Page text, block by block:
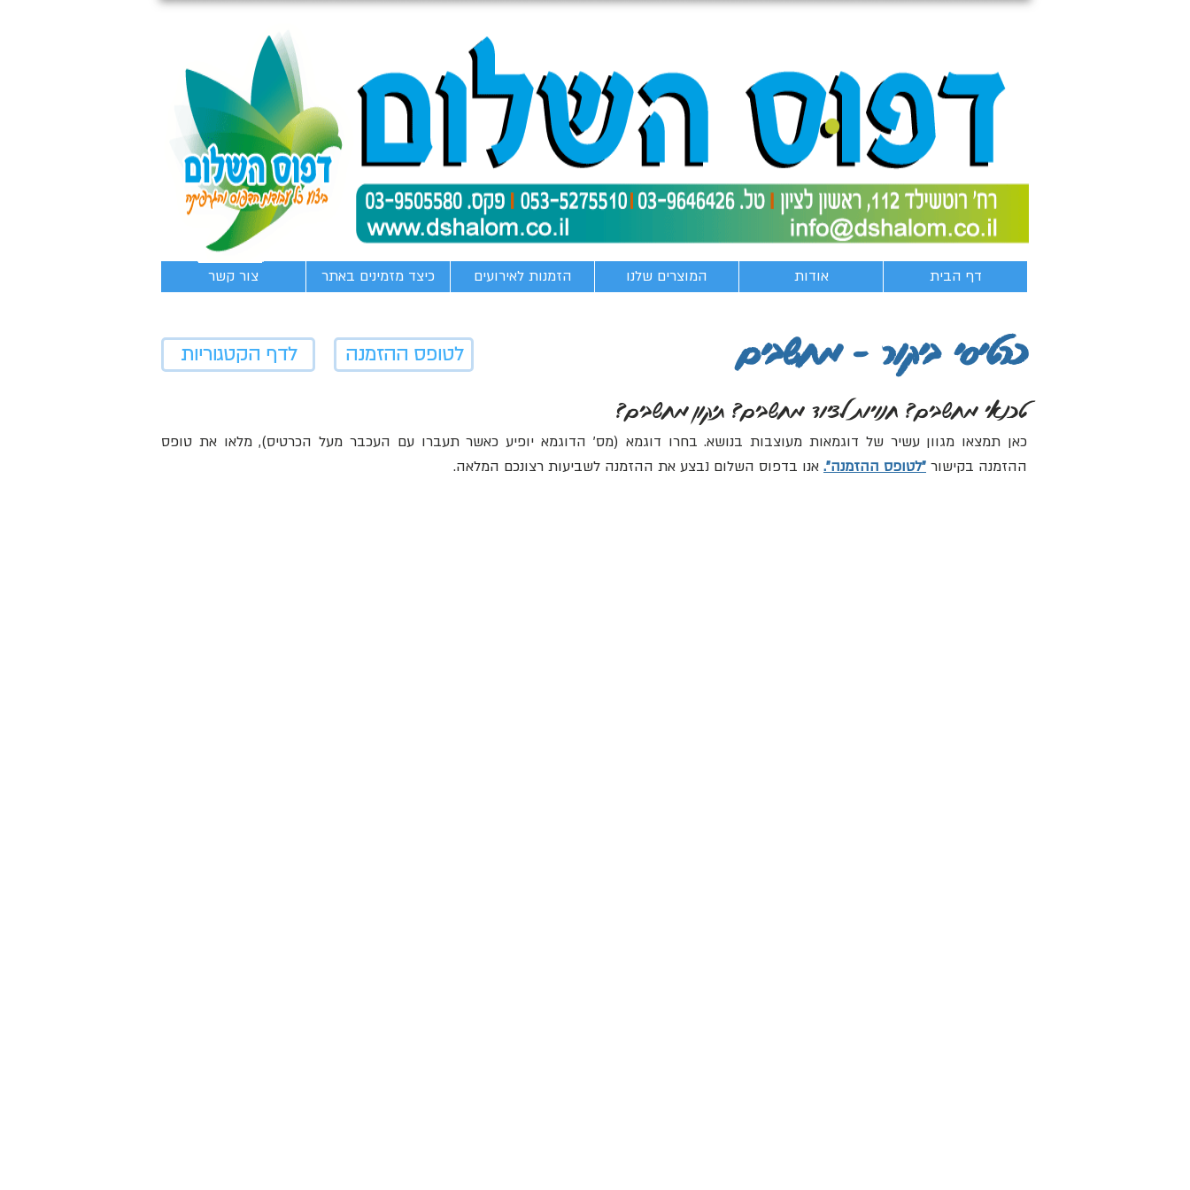
צור קשר כיצד מזמינים באתר הזמנות לאירועים המוצרים שלנו אודות דף הבית
לדף הקטגוריות כרטיסי ביקור - מחשבים לטופס ההזמנה
טכנאי מחשבים? חנויות לציוד מחשבים? תיקון מחשבים?
כאן תמצאו מגוון עשיר של דוגמאות מעוצבות בנושא. בחרו דוגמא (מס' הדוגמא יופיע כאשר תעברו עם העכבר מעל הכרטיס), מלאו את טופס
ההזמנה בקישור "לטופס ההזמנה". אנו בדפוס השלום נבצע את ההזמנה לשביעות רצונכם המלאה.